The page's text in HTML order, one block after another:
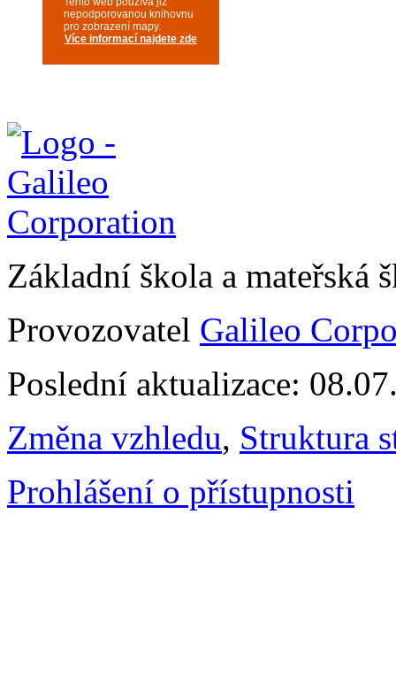
Základní škola a mateřská
Provozovatel Galileo
Poslední aktualizace:
Změna vzhledu, Struktura
Prohlášení o přístupnosti